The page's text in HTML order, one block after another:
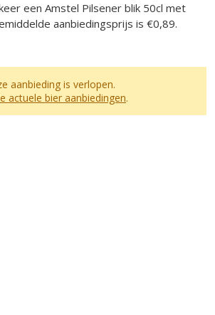
een Amstel Pilsener blik 50cl met
aanbiedingsprijs is €0,89.
aanbieding is verlopen.
actuele bier aanbiedingen.